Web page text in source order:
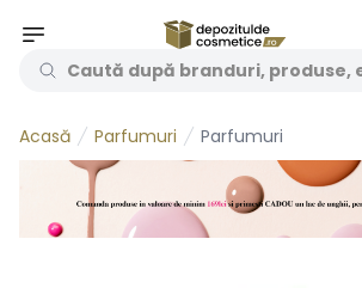
Acasă Parfumuri Parfumuri